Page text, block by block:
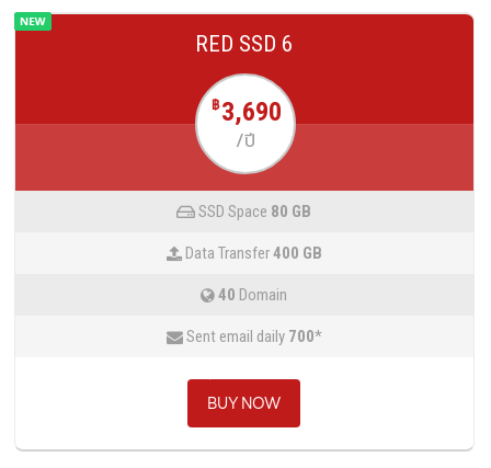
RED SSD 6
฿ 3,690
/ปี
SSD Space 80 GB
Data Transfer400 GB
40 Domain
Sent email daily 700*
BUY NOW